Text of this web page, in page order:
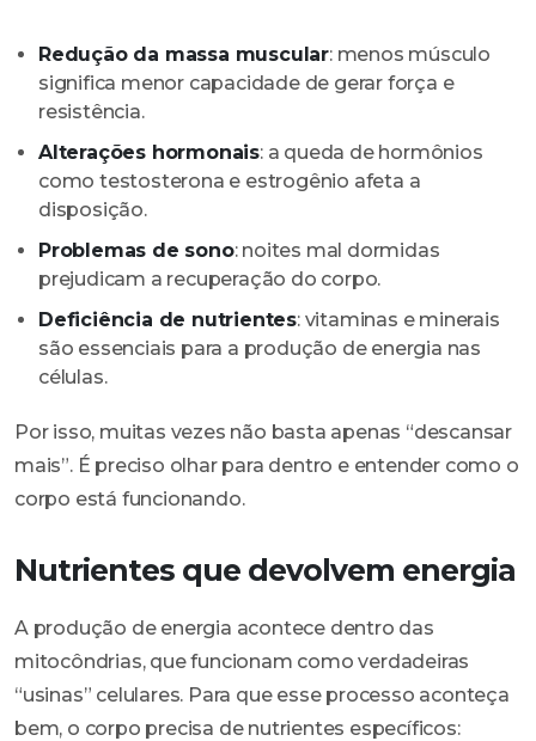
Redução da massa muscular: menos músculo
significa menor capacidade de gerar força e
resistência.
Alterações hormonais: a queda de hormônios
como testosterona e estrogênio afeta a
disposição.
Problemas de sono: noites mal dormidas
prejudicam a recuperação do corpo.
Deficiência de nutrientes: vitaminas e minerais
são essenciais para a produção de energia nas
células.
Por isso, muitas vezes não basta apenas “descansar
mais”. É preciso olhar para dentro e entender como o
corpo está funcionando.
Nutrientes que devolvem energia
A produção de energia acontece dentro das
mitocôndrias, que funcionam como verdadeiras
“usinas” celulares. Para que esse processo aconteça
bem, o corpo precisa de nutrientes específicos: